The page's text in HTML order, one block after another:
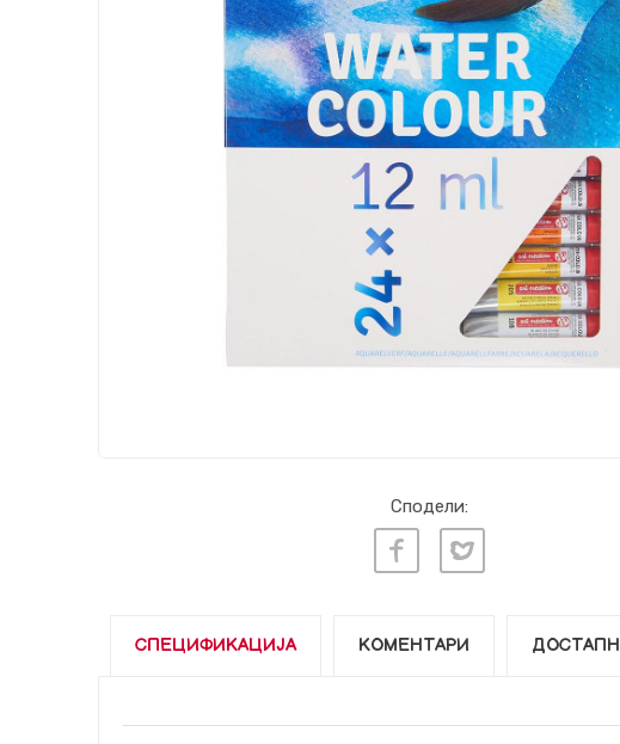
Сподели:
СПЕЦИФИКАЦИЈА КОМЕНТАРИ